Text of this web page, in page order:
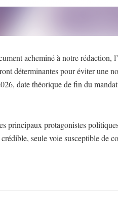
acheminé à notre rédaction,
déterminantes pour éviter une
date théorique de fin du
principaux protagonistes
seule voie susceptible de